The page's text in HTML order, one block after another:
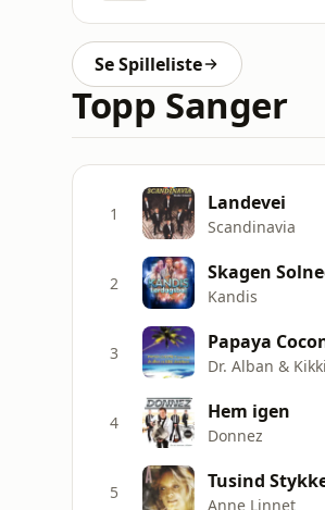
Se Spilleliste
Topp Sanger
1 Landevei
Scandinavia
2 Skagen
Kandis
3 Papaya
Dr. Alban &
4 Hem igen
Donnez
5 Tusind
Anne Linnet